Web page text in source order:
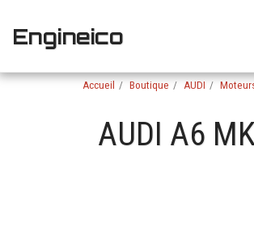
Engineico
Accueil Boutique AUDI
AUDI A6